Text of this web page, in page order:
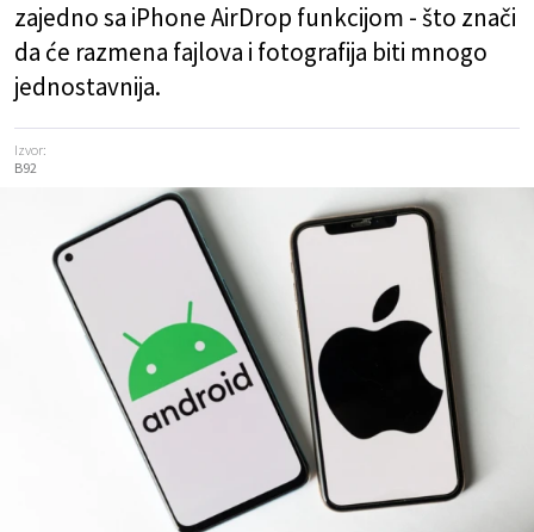
zajedno sa iPhone AirDrop funkcijom - što znači
da će razmena fajlova i fotografija biti mnogo
jednostavnija.
Izvor:
B92